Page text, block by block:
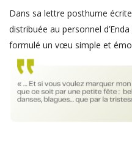
Dans sa lettre posthume
distribuée au personnel
formulé un vœu simple et